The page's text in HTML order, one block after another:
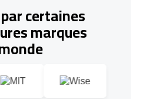
certaines
marques